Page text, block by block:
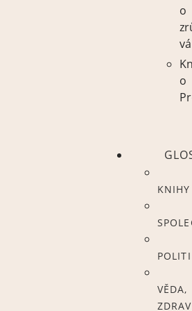
o
o
KNIHY
VĚDA,